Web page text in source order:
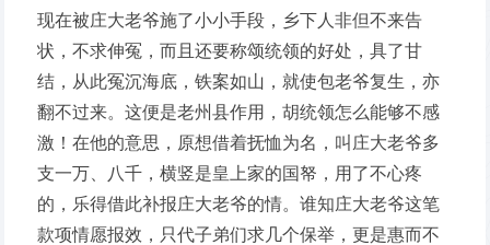
现在被庄大老爷施了小小手段，乡下人非但不来告
状，不求伸冤，而且还要称颂统领的好处，具了甘
结，从此冤沉海底，铁案如山，就使包老爷复生，亦
翻不过来。这便是老州县作用，胡统领怎么能够不感
激！在他的意思，原想借着抚恤为名，叫庄大老爷多
支一万、八千，横竖是皇上家的国帑，用了不心疼
的，乐得借此补报庄大老爷的情。谁知庄大老爷这笔
款项情愿报效，只代子弟们求几个保举，更是惠而不